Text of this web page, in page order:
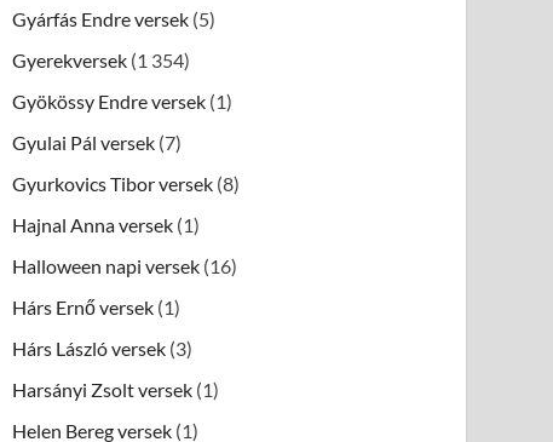
Gyárfás Endre versek (5)
Gyerekversek (1 354)
Gyökössy Endre versek (1)
Gyulai Pál versek (7)
Gyurkovics Tibor versek (8)
Hajnal Anna versek (1)
Halloween napi versek (16)
Hárs Ernő versek (1)
Hárs László versek (3)
Harsányi Zsolt versek (1)
Helen Bereg versek (1)